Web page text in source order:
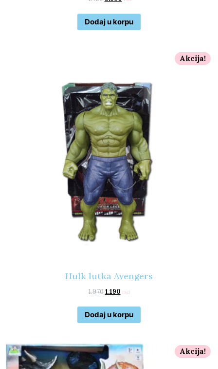
Dodaj u korpu
Akcija!
Hulk lutka Avengers
1.970 1.190 rsd
Dodaj u korpu
Akcija!